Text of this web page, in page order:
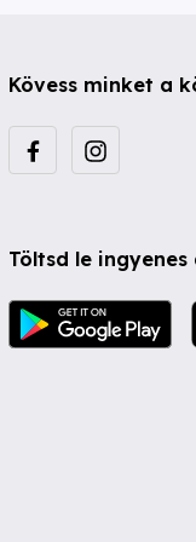
Kövess minket a
Töltsd le